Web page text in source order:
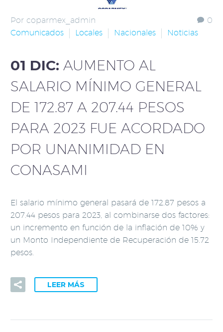
0
Por coparmex_admin
Comunicados
Locales Nacionales Noticias
01 DIC: AUMENTO AL
SALARIO MÍNIMO GENERAL
DE 172.87 A 207.44 PESOS
PARA 2023 FUE ACORDADO
POR UNANIMIDAD EN
CONASAMI
El salario mínimo general pasará de 172.87 pesos a
207.44 pesos para 2023, al combinarse dos factores:
un incremento en función de la inflación de 10% y
un Monto Independiente de Recuperación de 15.72
pesos.
LEER MÁS